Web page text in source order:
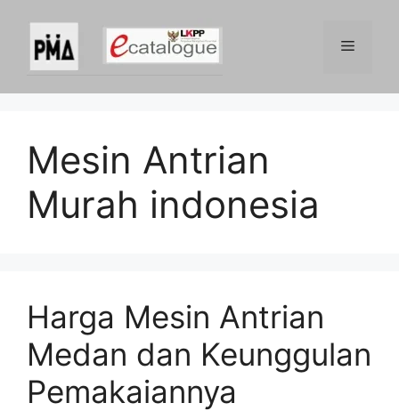
content
Menu
Mesin Antrian
Murah indonesia
Harga Mesin Antrian
Medan dan Keunggulan
Pemakaiannya